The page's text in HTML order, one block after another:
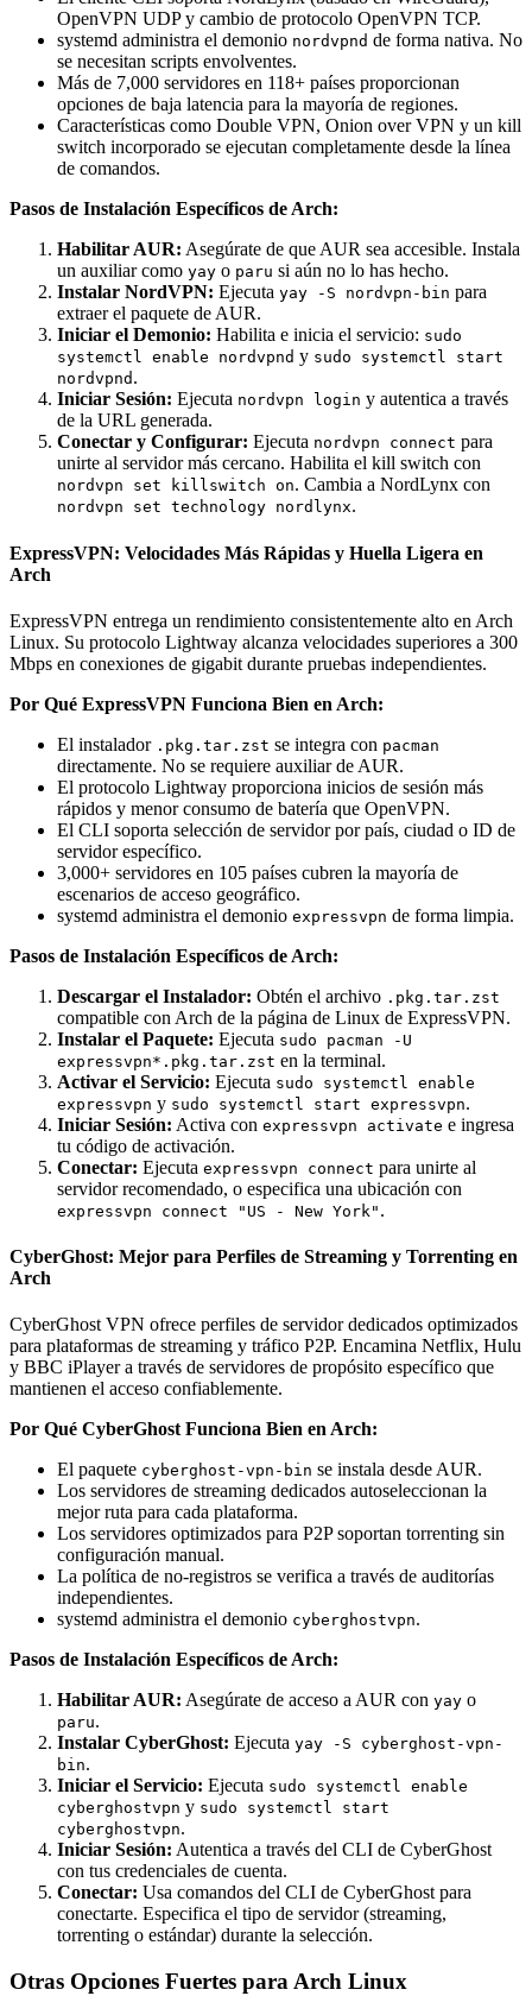
OpenVPN UDP y cambio de protocolo OpenVPN TCP.
systemd administra el demonio nordvpnd de forma nativa. No
se necesitan scripts envolventes.
Más de 7,000 servidores en 118+ países proporcionan
opciones de baja latencia para la mayoría de regiones.
Características como Double VPN, Onion over VPN y un kill
switch incorporado se ejecutan completamente desde la línea
de comandos.
Pasos de Instalación Específicos de Arch:
Habilitar AUR: Asegúrate de que AUR sea accesible. Instala
un auxiliar como yay o paru si aún no lo has hecho.
Instalar NordVPN: Ejecuta yay -S nordvpn-bin para
extraer el paquete de AUR.
Iniciar el Demonio: Habilita e inicia el servicio: sudo
systemctl enable nordvpnd y sudo systemctl start
nordvpnd .
Iniciar Sesión: Ejecuta nordvpn login y autentica a través
de la URL generada.
Conectar y Configurar: Ejecuta nordvpn connect para
unirte al servidor más cercano. Habilita el kill switch con
nordvpn set killswitch on. Cambia a NordLynx con
nordvpn set technology nordlynx.
ExpressVPN: Velocidades Más Rápidas y Huella Ligera en
Arch
ExpressVPN entrega un rendimiento consistentemente alto en Arch
Linux. Su protocolo Lightway alcanza velocidades superiores a 300
Mbps en conexiones de gigabit durante pruebas independientes.
Por Qué ExpressVPN Funciona Bien en Arch:
El instalador .pkg.tar.zst se integra con pacman
directamente. No se requiere auxiliar de AUR.
El protocolo Lightway proporciona inicios de sesión más
rápidos y menor consumo de batería que OpenVPN.
El CLI soporta selección de servidor por país, ciudad o ID de
servidor específico.
3,000+ servidores en 105 países cubren la mayoría de
escenarios de acceso geográfico.
systemd administra el demonio expressvpn de forma limpia.
Pasos de Instalación Específicos de Arch:
Descargar el Instalador: Obtén el archivo .pkg.tar.zst
compatible con Arch de la página de Linux de ExpressVPN.
Instalar el Paquete: Ejecuta sudo pacman -U
expressvpn*.pkg.tar.zst en la terminal.
Activar el Servicio: Ejecuta sudo systemctl enable
expressvpn y sudo systemctl start expressvpn.
Iniciar Sesión: Activa con expressvpn activate e ingresa
tu código de activación.
Conectar: Ejecuta expressvpn connect para unirte al
servidor recomendado, o especifica una ubicación con
expressvpn connect "US - New York" .
CyberGhost: Mejor para Perfiles de Streaming y Torrenting en
Arch
CyberGhost VPN ofrece perfiles de servidor dedicados optimizados
para plataformas de streaming y tráfico P2P. Encamina Netflix, Hulu
y BBC iPlayer a través de servidores de propósito específico que
mantienen el acceso confiablemente.
Por Qué CyberGhost Funciona Bien en Arch:
El paquete cyberghost-vpn-bin se instala desde AUR.
Los servidores de streaming dedicados autoseleccionan la
mejor ruta para cada plataforma.
Los servidores optimizados para P2P soportan torrenting sin
configuración manual.
La política de no-registros se verifica a través de auditorías
independientes.
systemd administra el demonio cyberghostvpn.
Pasos de Instalación Específicos de Arch:
Habilitar AUR: Asegúrate de acceso a AUR con yay o
paru.
Instalar CyberGhost: Ejecuta yay -S cyberghost-vpn-
bin.
Iniciar el Servicio: Ejecuta sudo systemctl enable
cyberghostvpn y sudo systemctl start
cyberghostvpn.
Iniciar Sesión: Autentica a través del CLI de CyberGhost
con tus credenciales de cuenta.
Conectar: Usa comandos del CLI de CyberGhost para
conectarte. Especifica el tipo de servidor (streaming,
torrenting o estándar) durante la selección.
Otras Opciones Fuertes para Arch Linux